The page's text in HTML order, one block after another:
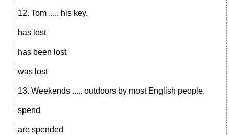
12. Tom ..... his key.
has lost
has been lost
was lost
13. Weekends ..... outdoors by most English people.
spend
are spended